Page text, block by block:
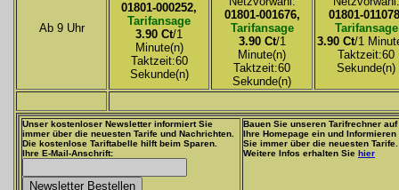
Ab 9 Uhr
01801-000252,
Tarifansage
3.90 Ct/1
Minute(n)
Taktzeit:60
Sekunde(n)
01801-001676,
Tarifansage
3.90 Ct/1
Minute(n)
Taktzeit:60
Sekunde(n)
01801-
Tarifansage
3.90 Ct/1
Taktzeit:60
Sekunde(n)
Unser kostenloser Newsletter informiert Sie
immer über die neuesten Tarife und Nachrichten.
Die kostenlose Tariftabelle hilft beim Sparen.
Ihre E-Mail-Anschrift:
Bauen Sie unseren Tarifrechner auf
Ihre Homepage ein und Informieren
Sie immer über die neuesten Tarife.
Weitere Infos erhalten Sie hier